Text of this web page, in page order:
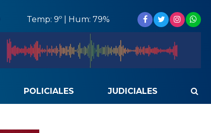
Temp: 9º | Hum: 79%
POLICIALES JUDICIALES